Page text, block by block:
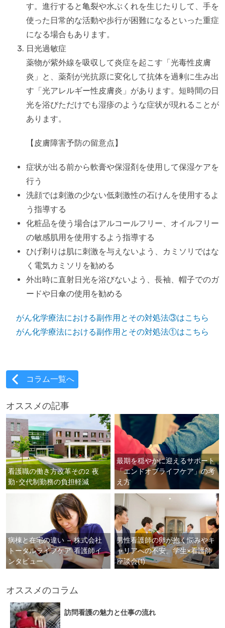
す。進行すると亀裂や水ぶくれを生じたりして、手を
使った日常的な活動や歩行が困難になるといった重症
になる場合もあります。
日光過敏症
薬物が紫外線を吸収して炎症を起こす「光毒性皮膚
炎」と、薬剤が光抗原に変化して抗体を過剰に生み出
す「光アレルギー性皮膚炎」があります。短時間の日
光を浴びただけでも湿疹のような症状が現れることが
あります。
【皮膚障害予防の留意点】
症状が出る前から軟膏や保湿剤を使用して保湿ケアを
行う
洗顔では刺激の少ない低刺激性の石けんを使用するよ
う指導する
化粧品を使う場合はアルコールフリー、オイルフリー
の敏感肌用を使用するよう指導する
ひげ剃りは肌に刺激を与えないよう、カミソリではな
く電気カミソリを勧める
外出時に直射日光を浴びないよう、長袖、帽子でのガ
ードや日傘の使用を勧める
がん化学療法における副作用とその対処法③はこちら
がん化学療法における副作用とその対処法①はこちら
コラム一覧へ
オススメの記事
看護職の働き方改革その2 夜
勤･交代制勤務の負担軽減
最期を穏やかに迎えるサポート
「エンドオブライフケア」の考
え方
病棟と在宅の違い – 株式会社
トータルライフケア 看護師イ
ンタビュー
男性看護師の卵が抱く悩みやキ
ャリアへの不安。学生×看護師
座談会(1)
オススメのコラム
訪問看護の魅力と仕事の流れ